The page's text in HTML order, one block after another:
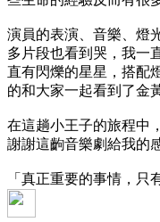
演員的表演、音樂、燈
多片段也看到哭，我一
直有閃爍的星星，搭配
的和大家一起看到了金
在這趟小王子的旅程中
謝謝這齣音樂劇給我的
「真正重要的事情，只